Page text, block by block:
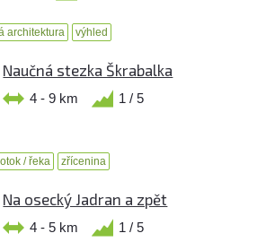
architektura výhled
Naučná stezka Škrabalka
4 - 9 km 1 / 5
/ řeka zřícenina
Na osecký Jadran a zpět
4 - 5 km 1 / 5